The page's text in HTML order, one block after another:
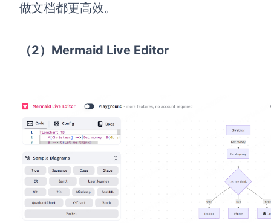
做文档都更高效。
（2）Mermaid Live Editor